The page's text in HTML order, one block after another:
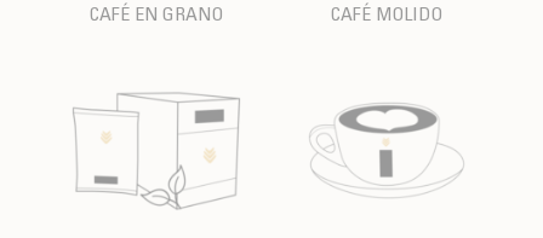
CAFÉ EN GRANO CAFÉ MOLIDO